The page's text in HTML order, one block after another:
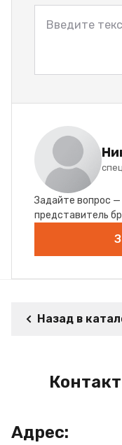
Задайте вопрос
представитель
Назад в
Адрес: